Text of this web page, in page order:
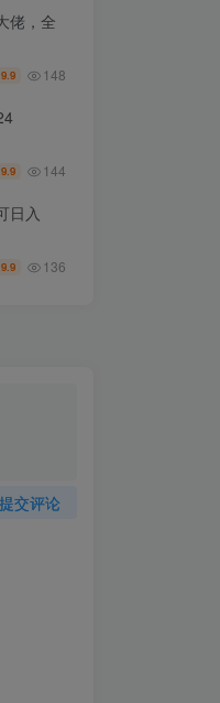
佬，全
9.9 148
9.9 144
日入
9.9 136
提交评论